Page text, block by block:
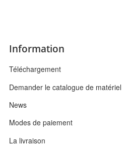
Information
Téléchargement
Demander le catalogue de matériel
News
Modes de paiement
La livraison